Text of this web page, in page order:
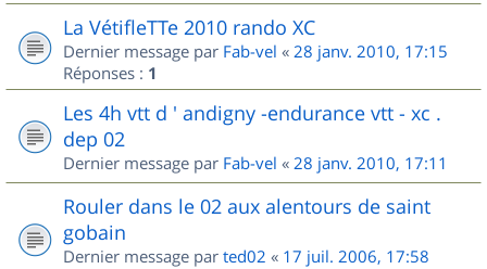
La VétifleTTe 2010 rando XC
Dernier message par Fab-vel « 28 janv. 2010, 17:15
Réponses : 1
Les 4h vtt d ' andigny -endurance vtt - xc .
dep 02
Dernier message par Fab-vel « 28 janv. 2010, 17:11
Rouler dans le 02 aux alentours de saint
gobain
Dernier message par ted02 « 17 juil. 2006, 17:58